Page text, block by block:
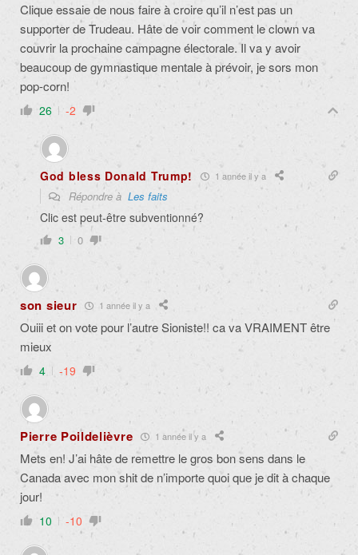
Clique essaie de nous faire à croire qu’il n’est pas un
supporter de Trudeau. Hâte de voir comment le clown va
couvrir la prochaine campagne électorale. Il va y avoir
beaucoup de gymnastique mentale à prévoir, je sors mon
pop-corn!
26 -2
God bless Donald Trump! 1 année il y a
Répondre à Les faits
Clic est peut-être subventionné?
3 0
son sieur 1 année il y a
Ouiii et on vote pour l’autre Sioniste!! ca va VRAIMENT être
mieux
4 -19
Pierre Poildelièvre 1 année il y a
Mets en! J’ai hâte de remettre le gros bon sens dans le
Canada avec mon shit de n’importe quoi que je dit à chaque
jour!
10 -10